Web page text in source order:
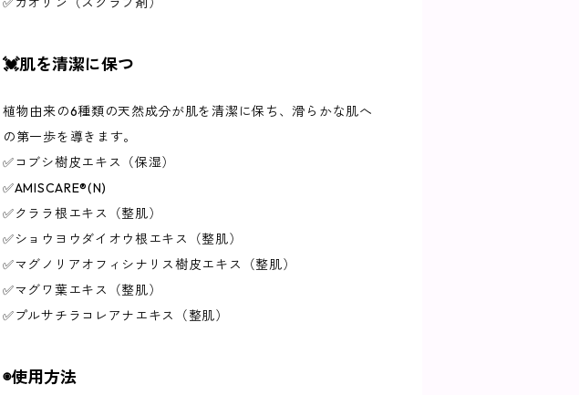
💓肌を清潔に保つ
植物由来の6種類の天然成分が肌を清潔に保ち、滑らかな肌へ
の第一歩を導きます。
✅コブシ樹皮エキス（保湿）
✅AMISCARE®(N)
✅クララ根エキス（整肌）
✅ショウヨウダイオウ根エキス（整肌）
✅マグノリアオフィシナリス樹皮エキス（整肌）
✅マグワ葉エキス（整肌）
✅プルサチラコレアナエキス（整肌）
◉使用方法